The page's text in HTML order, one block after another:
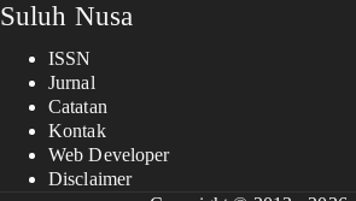
Suluh Nusa
ISSN
Jurnal
Catatan
Kontak
Web Developer
Disclaimer